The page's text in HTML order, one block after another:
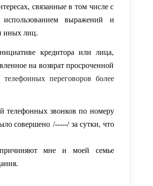
связанные в том числе с
выражений и
иных лиц.
кредитора или лица,
на возврат просроченной
телефонных переговоров более
телефонных звонков по номеру
совершено /-----/ за сутки, что
причиняют мне и моей семье